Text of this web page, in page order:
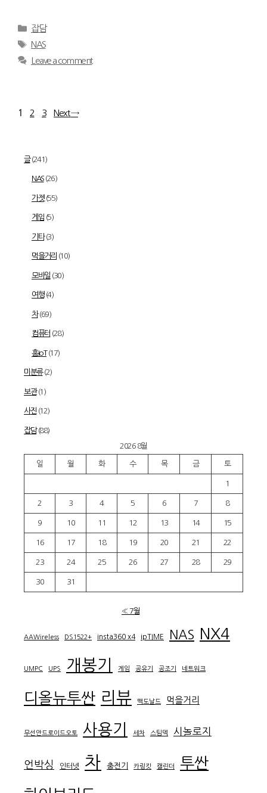
Categories
잡담
Tags
NAS
Leave a comment
Page
1 Page
2 Page
3 Next→
글(241)
NAS(26)
가젯(55)
게임 (5)
기타(3)
먹을거리 (10)
모바일 (30)
여행(4)
차(69)
컴퓨터 (28)
홈IoT(17)
미분류(2)
보관(1)
사진 (12)
잡담(88)
2026 8월
일 월 화 수 목 금 토
1
2 3 4 5 6 7 8
9 10 11 12 13 14 15
16 17 18 19 20 21 22
23 24 25 26 27 28 29
30 31
« 7월
AAWireless DS1522+ insta360 x4 ipTIME NAS NX4
UMPC UPS 개봉기 게임 공유기 공조기 네트워크
디올뉴투싼 리뷰 맥도날드 먹을거리
무선안드로이드오토 사용기 세차 스팀덱 시놀로지
언박싱 인터넷 차 충전기 카링킷 캘린더 투싼